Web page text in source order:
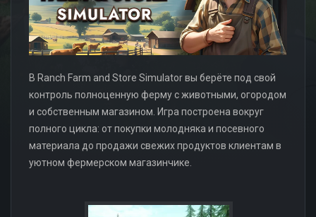
В Ranch Farm and Store Simulator вы берёте под свой
контроль полноценную ферму с животными, огородом
и собственным магазином. Игра построена вокруг
полного цикла: от покупки молодняка и посевного
материала до продажи свежих продуктов клиентам в
уютном фермерском магазинчике.